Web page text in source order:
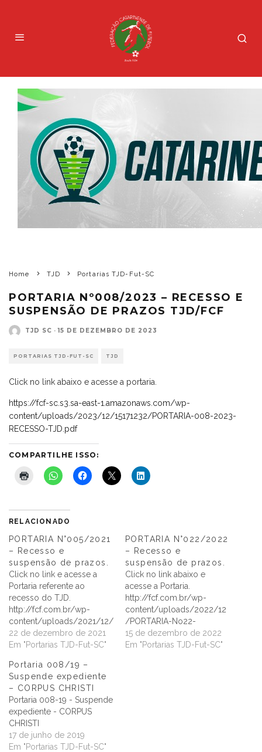
Home TJD Portarias TJD-Fut-SC
PORTARIA Nº008/2023 – RECESSO E
SUSPENSÃO DE PRAZOS TJD/FCF
TJD SC · 15 DE DEZEMBRO DE 2023
PORTARIAS TJD-FUT-SC TJD
Click no link abaixo e acesse a portaria.
https://fcf-sc.s3.sa-east-1.amazonaws.com/wp-
content/uploads/2023/12/15171232/PORTARIA-008-2023-
RECESSO-TJD.pdf
COMPARTILHE ISSO:
RELACIONADO
PORTARIA N°005/2021
– Recesso e
suspensão de prazos.
Click no link e acesse a
Portaria referente ao
recesso do TJD.
http://fcf.com.br/wp-
content/uploads/2021/12/
PORTARIA-No-005-2021-
Recesso-e-suspensao-de-
22 de dezembro de 2021
Em "Portarias TJD-Fut-SC"
PORTARIA N°022/2022
– Recesso e
suspensão de prazos.
Click no link abaixo e
acesse a Portaria.
http://fcf.com.br/wp-
content/uploads/2022/12
/PORTARIA-No22-
RECESSO-TJD-FCF-
ASSINADA.pdf
15 de dezembro de 2022
Em "Portarias TJD-Fut-SC"
Portaria 008/19 –
Suspende expediente
– CORPUS CHRISTI
Portaria 008-19 - Suspende
expediente - CORPUS
CHRISTI
17 de junho de 2019
Em "Portarias TJD-Fut-SC"